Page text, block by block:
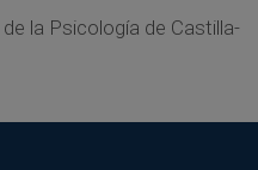
la Psicología de Castilla-